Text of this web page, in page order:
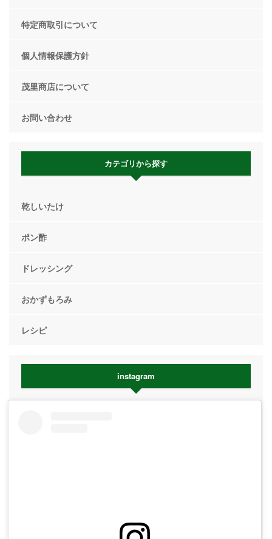
特定商取引について
個人情報保護方針
茂里商店について
お問い合わせ
カテゴリから探す
乾しいたけ
ポン酢
ドレッシング
おかずもろみ
レシピ
instagram